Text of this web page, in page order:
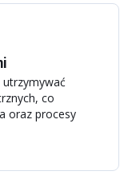
utrzymywać
co
oraz procesy